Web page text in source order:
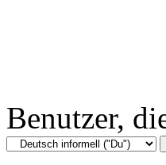
Benutzer,